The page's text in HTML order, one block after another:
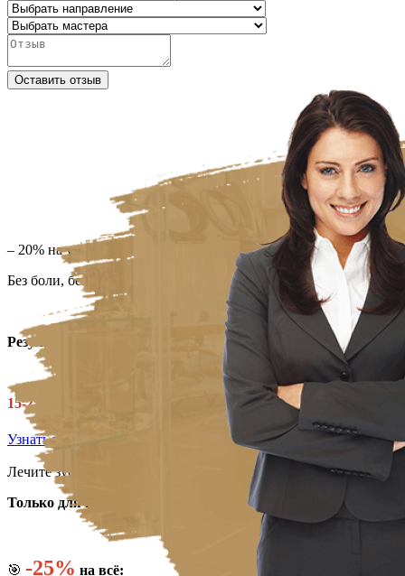
– 20% на уход GeneO
Без боли, без игл, без реабилитации.
Результат виден сразу
15-25 августа!
Узнать условия акции
Лечите зубы со скидкой!
Только для первичных пациентов!
🎯 -25% на всё:
Оставить отзыв